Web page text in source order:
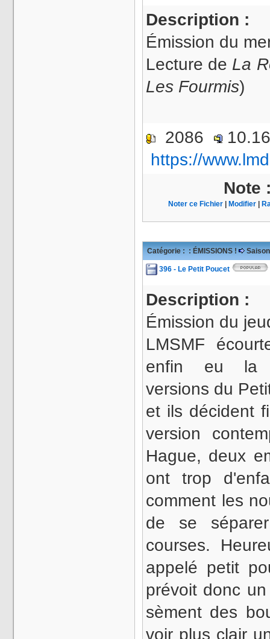
Description :
Émission du
Lecture de La
Les Fourmis)
2086
https://
Note
Noter ce Fichier Modifier
Catégorie : : ÉMISSIONS !
396 - Le Petit Poucet
Description :
Émission du
LMSMF
enfin eu la
versions du
et ils décident
version
Hague, deux
ont trop
comment les
de se
courses.
appelé petit
prévoit donc
sèment des
voir plus clair